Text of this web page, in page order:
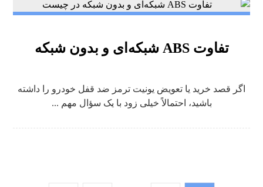
تفاوت ABS شبکه‌ای و بدون شبکه
اگر قصد خرید یا تعویض یونیت ترمز ضد قفل خودرو را داشته
باشید، احتمالاً خیلی زود با یک سؤال مهم ...